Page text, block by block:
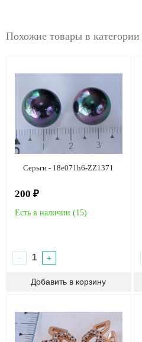
Похожие товары в категории
Серьги - 18e071h6-ZZ1371
200 ₽
Есть в наличии (15)
− +